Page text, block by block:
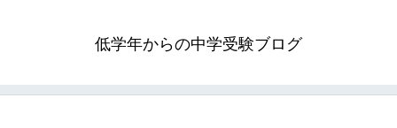
低学年からの中学受験ブログ